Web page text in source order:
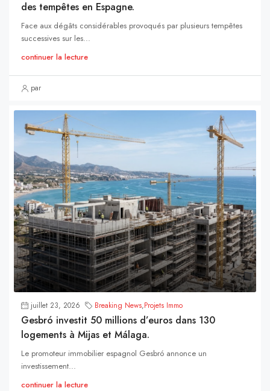
des tempêtes en Espagne.
Face aux dégâts considérables provoqués par plusieurs tempêtes
successives sur les...
continuer la lecture
par
juillet 23, 2026 Breaking News,Projets Immo
Gesbró investit 50 millions d’euros dans 130
logements à Mijas et Málaga.
Le promoteur immobilier espagnol Gesbró annonce un
investissement...
continuer la lecture